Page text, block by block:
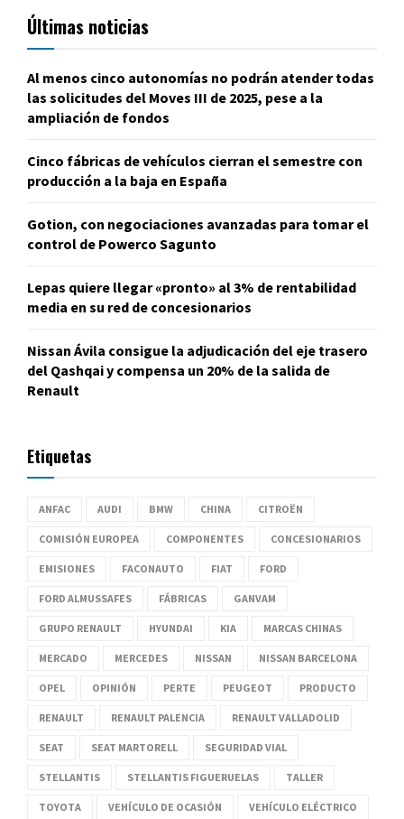
Últimas noticias
Al menos cinco autonomías no podrán atender todas
las solicitudes del Moves III de 2025, pese a la
ampliación de fondos
Cinco fábricas de vehículos cierran el semestre con
producción a la baja en España
Gotion, con negociaciones avanzadas para tomar el
control de Powerco Sagunto
Lepas quiere llegar «pronto» al 3% de rentabilidad
media en su red de concesionarios
Nissan Ávila consigue la adjudicación del eje trasero
del Qashqai y compensa un 20% de la salida de
Renault
Etiquetas
ANFAC AUDI BMW CHINA CITROËN
COMISIÓN EUROPEA COMPONENTES CONCESIONARIOS
EMISIONES FACONAUTO FIAT FORD
FORD ALMUSSAFES FÁBRICAS GANVAM
GRUPO RENAULT HYUNDAI KIA MARCAS CHINAS
MERCADO MERCEDES NISSAN NISSAN BARCELONA
OPEL OPINIÓN PERTE PEUGEOT PRODUCTO
RENAULT RENAULT PALENCIA RENAULT VALLADOLID
SEAT SEAT MARTORELL SEGURIDAD VIAL
STELLANTIS STELLANTIS FIGUERUELAS TALLER
TOYOTA VEHÍCULO DE OCASIÓN VEHÍCULO ELÉCTRICO